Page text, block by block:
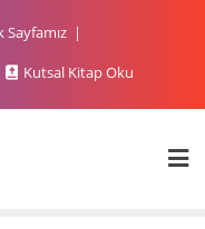
Kutsal Kitap Oku